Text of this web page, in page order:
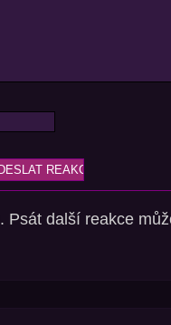
. Psát další reakce